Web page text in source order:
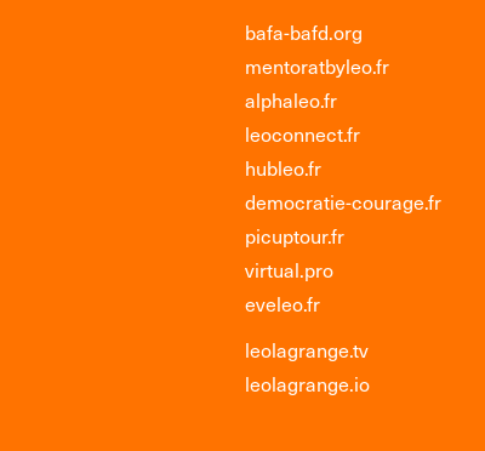
bafa-bafd.org
mentoratbyleo.fr
alphaleo.fr
leoconnect.fr
hubleo.fr
democratie-courage.fr
picuptour.fr
virtual.pro
eveleo.fr
leolagrange.tv
leolagrange.io